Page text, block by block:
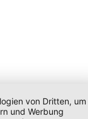
von Dritten, um
und Werbung